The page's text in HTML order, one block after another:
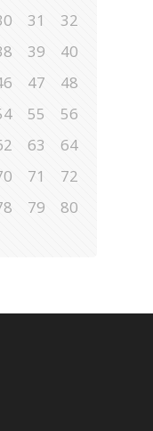
31
32
39
40
47
48
55
56
63
64
71
72
79
80